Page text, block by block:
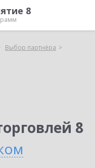
8
Выбор партнёра
8